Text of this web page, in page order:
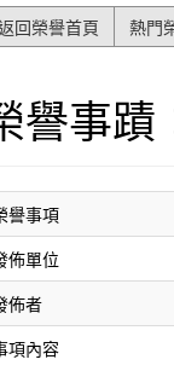
回榮譽首頁 熱門
譽事蹟
譽事項
佈單位
佈者
項內容